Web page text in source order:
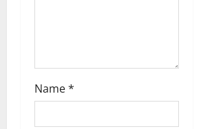
Name*